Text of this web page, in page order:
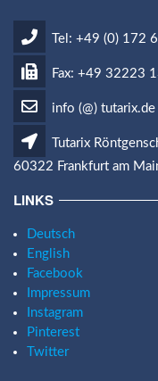
Tel: +49 (0) 172
Fax: +49 32223
info (@) tutarix.de
Tutarix
60322 Frankfurt am
LINKS
Deutsch
English
Facebook
Impressum
Instagram
Pinterest
Twitter